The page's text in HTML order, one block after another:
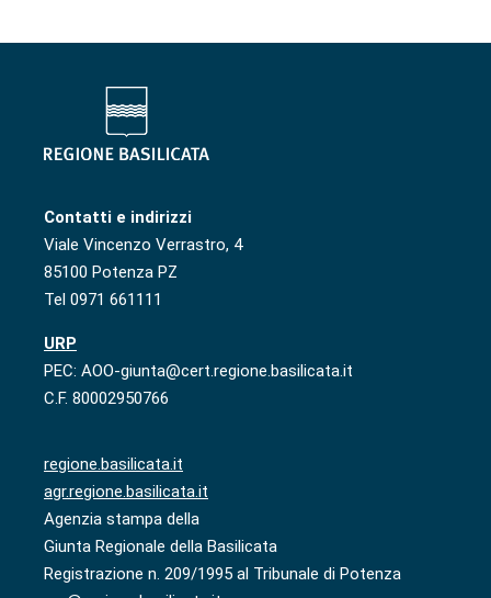
Contatti e indirizzi
Viale Vincenzo Verrastro, 4
85100 Potenza PZ
Tel 0971 661111
URP
PEC: AOO-giunta@cert.regione.basilicata.it
C.F. 80002950766
regione.basilicata.it
agr.regione.basilicata.it
Agenzia stampa della
Giunta Regionale della Basilicata
Registrazione n. 209/1995 al Tribunale di Potenza